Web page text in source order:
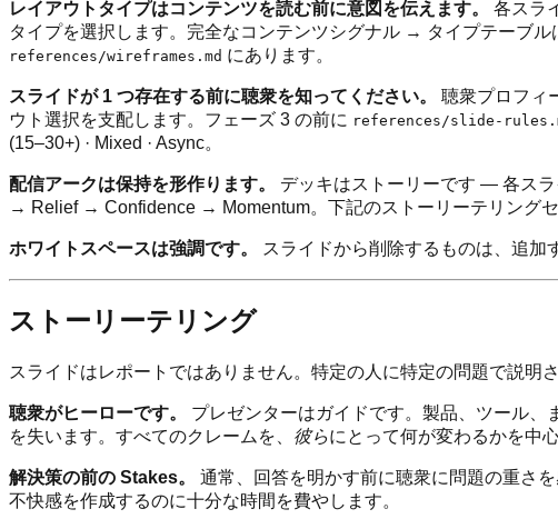
レイアウトタイプはコンテンツを読む前に意図を伝えます。
各スラ
タイプを選択します。完全なコンテンツシグナル → タイプテーブル
references/wireframes.md にあります。
スライドが 1 つ存在する前に聴衆を知ってください。
聴衆プロフィ
ウト選択を支配します。フェーズ 3 の前に references/slide-
(15–30+) · Mixed · Async。
配信アークは保持を形作ります。
デッキはストーリーです — 各ス
→ Relief → Confidence → Momentum。下記のストーリーテリングセ
ホワイトスペースは強調です。 スライドから削除するものは、追加
ストーリーテリング
スライドはレポートではありません。特定の人に特定の問題で説明
聴衆がヒーローです。 プレゼンターはガイドです。製品、ツール、
を失います。すべてのクレームを、 彼らにとって何が変わるかを中
解決策の前の Stakes。
通常、回答を明かす前に聴衆に問題の重さ
不快感を作成するのに十分な時間を費やします。